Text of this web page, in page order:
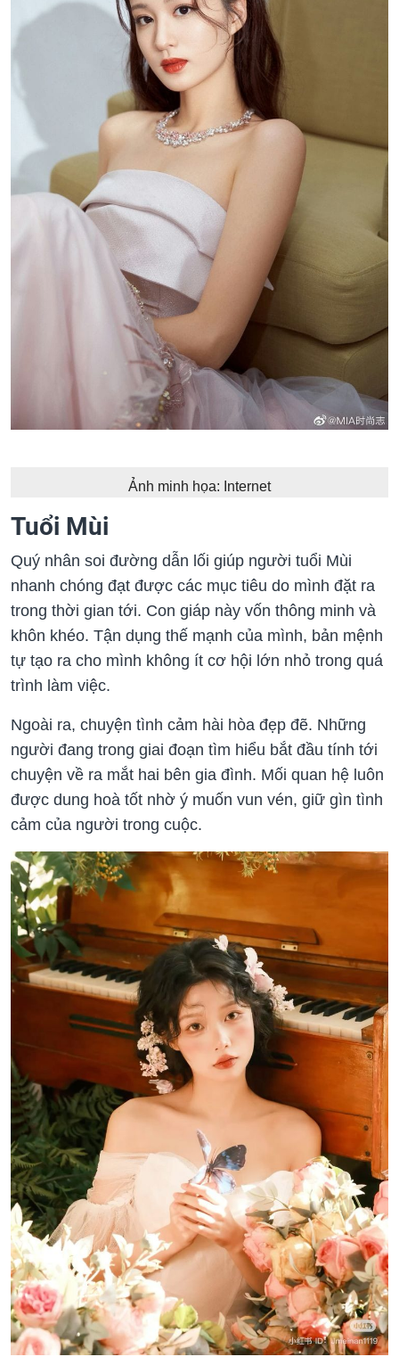
Ảnh minh họa: Internet
Tuổi Mùi
Quý nhân soi đường dẫn lối giúp người tuổi Mùi
nhanh chóng đạt được các mục tiêu do mình đặt ra
trong thời gian tới. Con giáp này vốn thông minh và
khôn khéo. Tận dụng thế mạnh của mình, bản mệnh
tự tạo ra cho mình không ít cơ hội lớn nhỏ trong quá
Ngoài ra, chuyện tình cảm hài hòa đẹp đẽ. Những
người đang trong giai đoạn tìm hiểu bắt đầu tính tới
chuyện về ra mắt hai bên gia đình. Mối quan hệ luôn
được dung hoà tốt nhờ ý muốn vun vén, giữ gìn tình
cảm của người trong cuộc.